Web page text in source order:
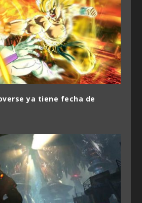
ya tiene fecha de